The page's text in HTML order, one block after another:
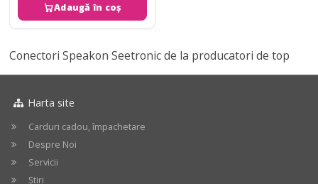
Adaugă în coș
Conectori Speakon Seetronic de la producatori de top
Harta site
Carduri cadou, împachetare
Despre Noi
Servicii
Știri